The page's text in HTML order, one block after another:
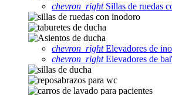
chevron_rightSillas de ruedas
chevron_rightElevadores de
chevron_rightElevadores de